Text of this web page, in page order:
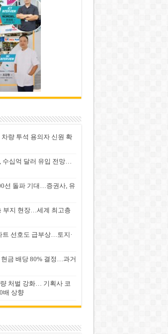
량 투석 용의자 신원 확
수십억 달러 유입 전망…
선 돌파 기대…증권사, 유
부지 현장…세계 최고층
트 선호도 급부상…토지·
현금 배당 80% 결정…과거
처벌 강화… 기획사 코
배 상향